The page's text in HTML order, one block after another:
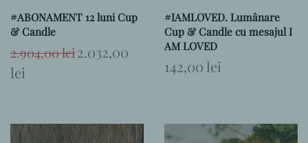
#ABONAMENT 12 luni Cup
& Candle
Preț
obișnuit
2.904,00 lei Preț
la
2.032,00
lei
#IAMLOVED. Lumânare
Cup & Candle cu mesajul I
AM LOVED
Preț
obișnuit
142,00 lei